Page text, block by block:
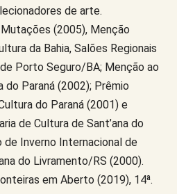
de arte.
(2005), Menção
da Bahia, Salões Regionais
Porto Seguro/BA; Menção ao
Paraná (2002); Prêmio
do Paraná (2001) e
de Cultura de Sant’ana do
de Inverno Internacional de
do Livramento/RS (2000).
em Aberto (2019), 14ª.